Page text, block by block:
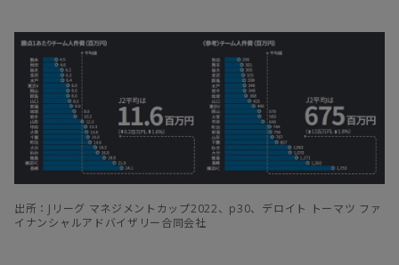
出所：Jリーグ マネジメントカップ2022、p30、デロイト トーマツ ファ
イナンシャルアドバイザリー合同会社